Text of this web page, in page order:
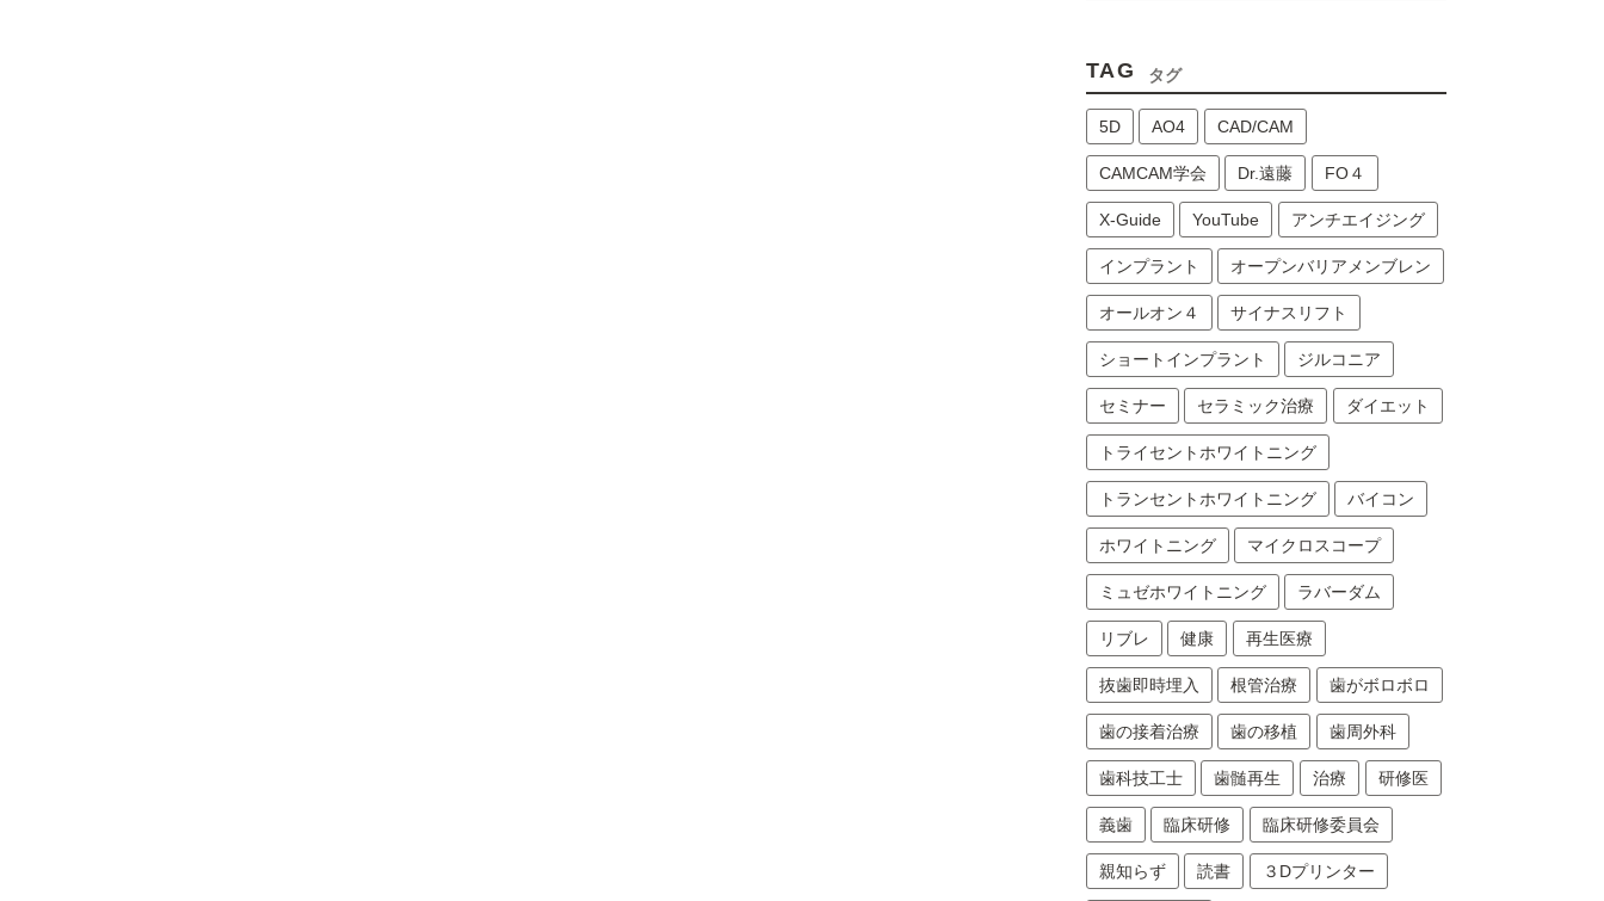
TAG タグ
5D AO4 CAD/CAM
CAMCAM学会 Dr.遠藤 FO４
X-Guide YouTube アンチエイジング
インプラント オープンバリアメンブレン
オールオン４ サイナスリフト
ショートインプラント ジルコニア
セミナー セラミック治療 ダイエット
トライセントホワイトニング
トランセントホワイトニング バイコン
ホワイトニング マイクロスコープ
ミュゼホワイトニング ラバーダム
リブレ 健康 再生医療
抜歯即時埋入 根管治療 歯がボロボロ
歯の接着治療 歯の移植 歯周外科
歯科技工士 歯髄再生 治療 研修医
義歯 臨床研修 臨床研修委員会
親知らず 読書 ３Dプリンター